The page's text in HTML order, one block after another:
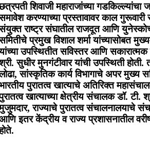
शिवाजी महाराजांच्या गडकिल्ल्यांचा
करण्याच्या प्रस्तावावर काल गुरूवारी
राष्ट्र संघातील राजदूत आणि
प्रमुख विशाल शर्मा यांच्यासोबत
उपस्थितीत सविस्तर आणि सकारात्मक
सुधीर मुनगंटीवार यांची उपस्थिती
सांस्कृतिक कार्य विभागाचे अपर मुख्य
पुरातत्व खात्याचे अतिरिक्त
खात्याच्या क्षेत्रीय संचालक डॉ. टी.
राज्याचे पुरातत्व संचालनालयाचे
इतर केंद्रीय व राज्य प्रशासनातील